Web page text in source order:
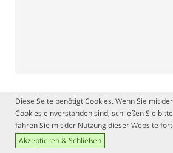
Diese Seite benötigt Cookies. Wenn Sie mit
Cookies einverstanden sind, schließen Sie
fahren Sie mit der Nutzung dieser Website
Akzeptieren & Schließen